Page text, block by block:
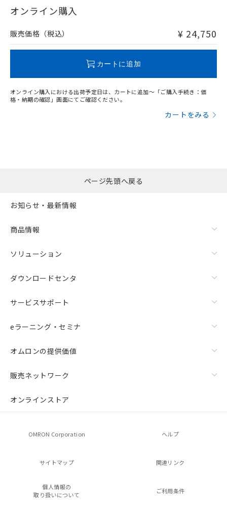
在庫等で未対応品が混在する可能性があります。
問い合わせください。
オンライン購入
販売価格（税込） ¥ 24,750
カートに追加
オンライン購入における出荷予定日は、カートに追加～「ご購入手続き：価
格・納期の確認」画面にてご確認ください。
カートをみる
ページ先頭へ戻る
お知らせ・最新情報
商品情報
ソリューション
ダウンロードセンタ
サービスサポート
eラーニング・セミナ
オムロンの提供価値
販売ネットワーク
オンラインストア
OMRON Corporation ヘルプ
サイトマップ 関連リンク
個人情報の
取り扱いについて
ご利用条件